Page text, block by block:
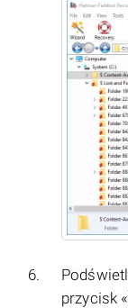
przycisk «